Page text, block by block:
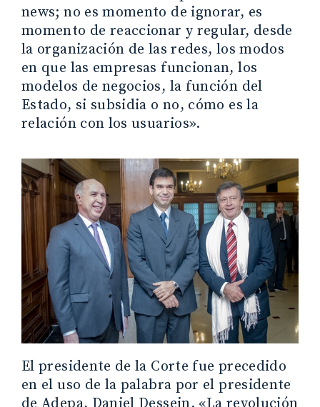
news; no es momento de ignorar, es
momento de reaccionar y regular, desde
la organización de las redes, los modos
en que las empresas funcionan, los
modelos de negocios, la función del
Estado, si subsidia o no, cómo es la
relación con los usuarios».
El presidente de la Corte fue precedido
en el uso de la palabra por el presidente